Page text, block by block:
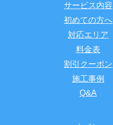
サービス内容
初めての方へ
対応エリア
料金表
割引クーポン
施工事例
Q&A